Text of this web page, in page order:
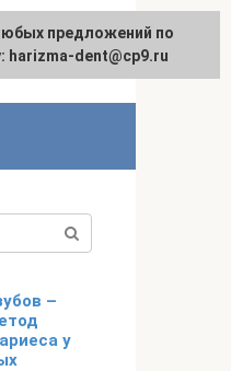
–
у
предложений по
harizma-dent@cp9.ru